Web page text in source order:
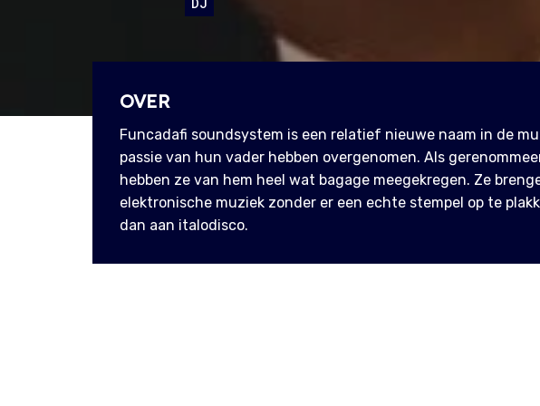
OVER
Funcadafi soundsystem is een relatief nieuwe naam in de
passie van hun vader hebben overgenomen. Als
hebben ze van hem heel wat bagage meegekregen. Ze
elektronische muziek zonder er een echte stempel op te
dan aan italodisco.